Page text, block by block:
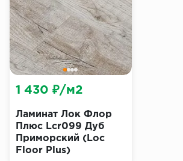
Ламинат Лок Флор
Плюс Lcr099 Дуб
Приморский (Loc
Floor Plus)
1 430 ₽/м2